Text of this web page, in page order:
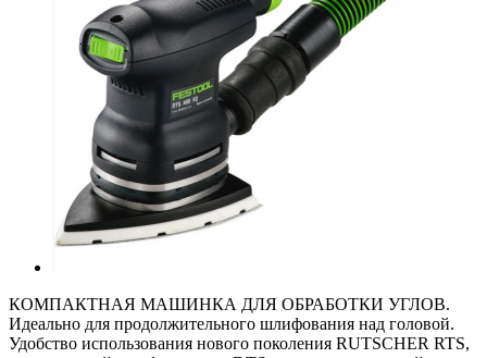
КОМПАКТНАЯ МАШИНКА ДЛЯ ОБРАБОТКИ УГЛОВ.
Идеально для продолжительного шлифования над головой.
Удобство использования нового поколения RUTSCHER RTS,